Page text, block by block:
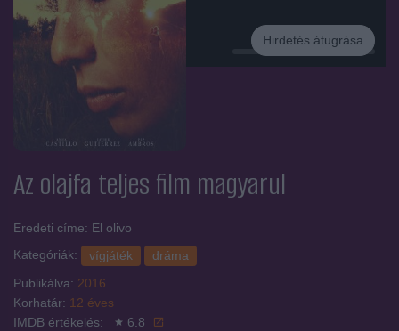
Hirdetés átugrása
Az olajfa teljes film magyarul
Eredeti címe: El olivo
Kategóriák:
vígjáték
dráma
Publikálva: 2016
Korhatár: 12 éves
IMDB értékelés:
6.8